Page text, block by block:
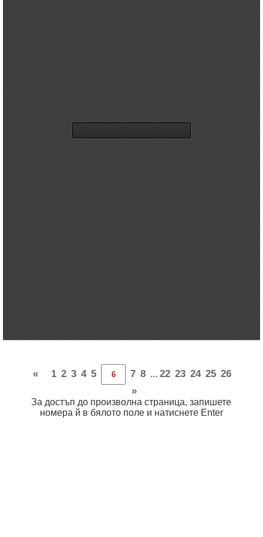
« 1 2 3 4 5 7 8 ... 22 23 24 25 26
»
За достъп до произволна страница, запишете
номера й в бялото поле и натиснете Enter